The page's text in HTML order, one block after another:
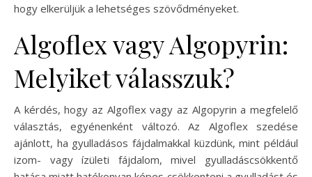
hogy elkerüljük a lehetséges szövődményeket.
Algoflex vagy Algopyrin:
Melyiket válasszuk?
A kérdés, hogy az Algoflex vagy az Algopyrin a megfelelő
választás, egyénenként változó. Az Algoflex szedése
ajánlott, ha gyulladásos fájdalmakkal küzdünk, mint például
izom- vagy ízületi fájdalom, mivel gyulladáscsökkentő